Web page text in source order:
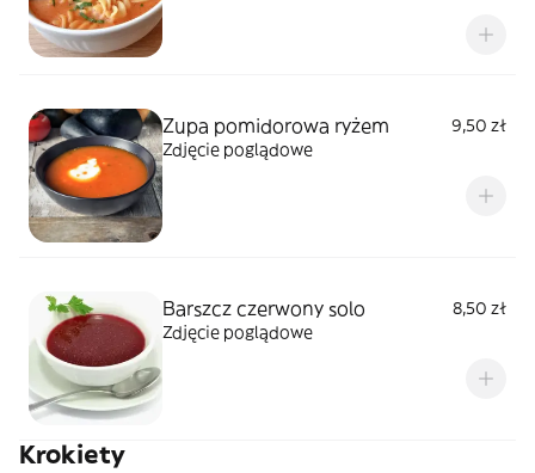
Zupa pomidorowa ryżem
9,50 zł
Zdjęcie poglądowe
Barszcz czerwony solo
8,50 zł
Zdjęcie poglądowe
Krokiety